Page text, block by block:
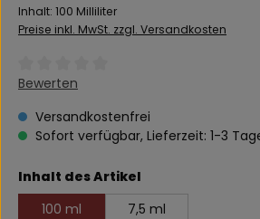
Inhalt: 100 Milliliter
Preise inkl. MwSt. zzgl. Versandkosten
Durchschnittliche Bewertung von 0
Bewerten
Versandkostenfrei
Sofort verfügbar, Lieferzeit: 1-3
Inhalt des Artikel
100 ml
7,5 ml